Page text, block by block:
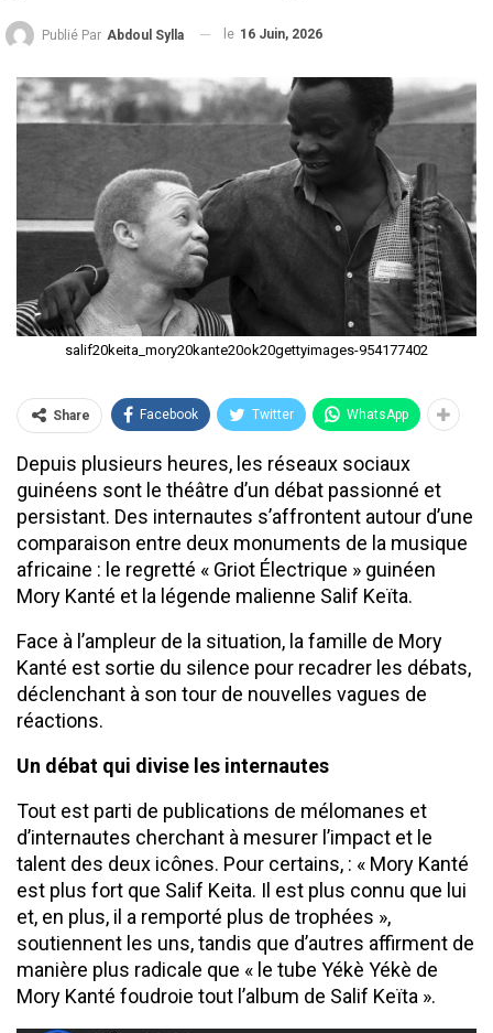
Publié Par Abdoul Sylla le 16 Juin, 2026
salif20keita_mory20kante20ok20gettyimages-954177402
Share Facebook Twitter WhatsApp
Depuis plusieurs heures, les réseaux sociaux
guinéens sont le théâtre d’un débat passionné et
persistant. Des internautes s’affrontent autour d’une
comparaison entre deux monuments de la musique
africaine : le regretté « Griot Électrique » guinéen
Mory Kanté et la légende malienne Salif Keïta.
Face à l’ampleur de la situation, la famille de Mory
Kanté est sortie du silence pour recadrer les débats,
déclenchant à son tour de nouvelles vagues de
réactions.
​Un débat qui divise les internautes
​Tout est parti de publications de mélomanes et
d’internautes cherchant à mesurer l’impact et le
talent des deux icônes. Pour certains, : « Mory Kanté
est plus fort que Salif Keita. Il est plus connu que lui
et, en plus, il a remporté plus de trophées »,
soutiennent les uns, tandis que d’autres affirment de
manière plus radicale que « le tube Yékè Yékè de
Mory Kanté foudroie tout l’album de Salif Keïta ».